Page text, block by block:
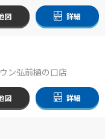
図 詳細
ン弘前樋の口店
図 詳細